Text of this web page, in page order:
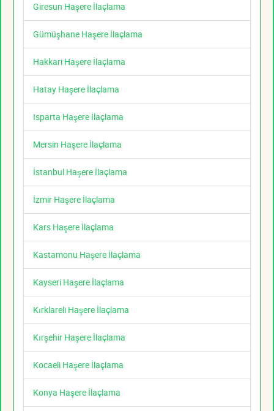
Giresun Haşere İlaçlama
Gümüşhane Haşere İlaçlama
Hakkari Haşere İlaçlama
Hatay Haşere İlaçlama
Isparta Haşere İlaçlama
Mersin Haşere İlaçlama
İstanbul Haşere İlaçlama
İzmir Haşere İlaçlama
Kars Haşere İlaçlama
Kastamonu Haşere İlaçlama
Kayseri Haşere İlaçlama
Kırklareli Haşere İlaçlama
Kırşehir Haşere İlaçlama
Kocaeli Haşere İlaçlama
Konya Haşere İlaçlama